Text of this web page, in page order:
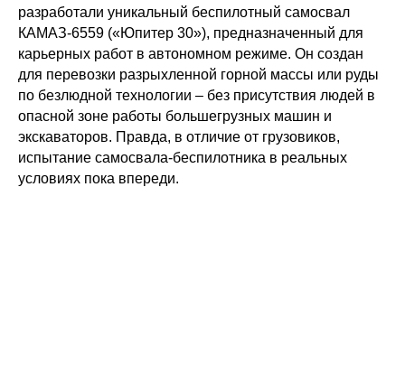
разработали уникальный беспилотный самосвал
КАМАЗ-6559 («Юпитер 30»), предназначенный для
карьерных работ в автономном режиме. Он создан
для перевозки разрыхленной горной массы или руды
по безлюдной технологии – без присутствия людей в
опасной зоне работы большегрузных машин и
экскаваторов. Правда, в отличие от грузовиков,
испытание самосвала-беспилотника в реальных
условиях пока впереди.